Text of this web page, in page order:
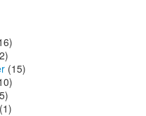
(15)
(1)